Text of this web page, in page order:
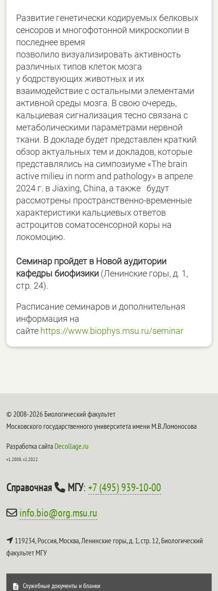
Развитие генетически кодируемых белковых
сенсоров и многофотонной микроскопии в
последнее время
позволило визуализировать активность
различных типов клеток мозга
у бодрствующих животных и их
взаимодействие с остальными элементами
активной среды мозга. В свою очередь,
кальциевая сигнализация тесно связана с
метаболическими параметрами нервной
ткани. В докладе будет представлен краткий
обзор актуальных тем и докладов, которые
представлялись на симпозиуме «The brain
active milieu in norm and pathology» в апреле
2024 г. в Jiaxing, China, а также будут
рассмотрены пространственно-временные
характеристики кальциевых ответов
астроцитов соматосенсорной коры на
локомоцию.
Семинар пройдет в Новой аудитории
кафедры биофизики (Ленинские горы, д. 1,
стр. 24).
Расписание семинаров и дополнительная
информация на
сайте https://www.biophys.msu.ru/seminar
© 2008-2026 Биологический факультет
Московского государственного университета имени М.В.Ломоносова
Разработка сайта Decollage.ru
v1.2008, v2.2022
Справочная МГУ:+7 (495) 939-10-00
info.bio@org.msu.ru
119234, Россия, Москва, Ленинские горы, д. 1, стр. 12,Биологический
факультет МГУ
Служебные документы и бланки